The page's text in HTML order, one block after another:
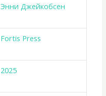
Энни Джейкобсен
Fortis Press
2025